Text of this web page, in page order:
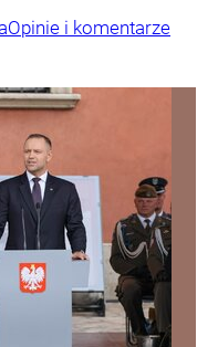
Opinie i komentarze